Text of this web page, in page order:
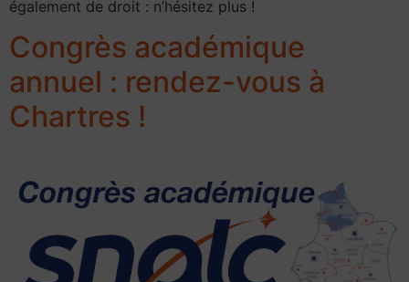
également de droit : n’hésitez plus !
Congrès académique
annuel : rendez-vous à
Chartres !